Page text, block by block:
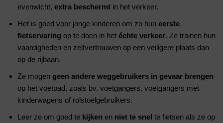
evenwicht, extra beschermt in het verkeer.
Het is goed voor jonge kinderen om zo hun eerste
fietservaring op te doen in het échte verkeer. Ze trainen hun
vaardigheden en zelfvertrouwen op een veiligere plaats dan
op de rijbaan.
Ze mogen geen andere weggebruikers in gevaar brengen
op het voetpad, zoals bv. voetgangers, voetgangers met
kinderwagens of rolstoelgebruikers.
Leer ze om goed te kijken en niet te snel te fietsen als ze op